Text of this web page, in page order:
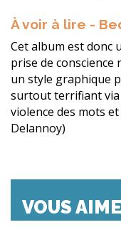
À voir à lire -
Cet album est donc
prise de conscience
un style graphique
surtout terrifiant via
violence des mots
Delannoy)
VOUS